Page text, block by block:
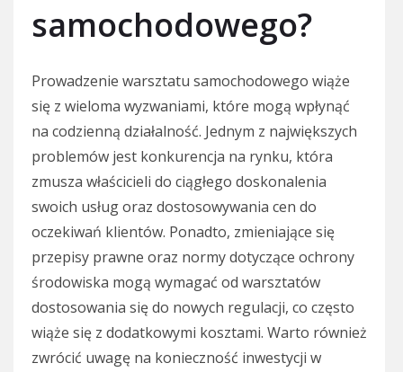
samochodowego?
Prowadzenie warsztatu samochodowego wiąże
się z wieloma wyzwaniami, które mogą wpłynąć
na codzienną działalność. Jednym z największych
problemów jest konkurencja na rynku, która
zmusza właścicieli do ciągłego doskonalenia
swoich usług oraz dostosowywania cen do
oczekiwań klientów. Ponadto, zmieniające się
przepisy prawne oraz normy dotyczące ochrony
środowiska mogą wymagać od warsztatów
dostosowania się do nowych regulacji, co często
wiąże się z dodatkowymi kosztami. Warto również
zwrócić uwagę na konieczność inwestycji w